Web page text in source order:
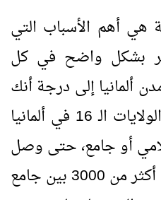
هي أهم الأسباب التي
بشكل واضح في كل
ألمانيا إلى درجة أنك
لا تجد ولاية اليوم من الولايات الـ 16 في ألمانيا
أو جامع، حتى وصل
عدد المساجد مؤخراً إلى أكثر من 3000 بين جامع